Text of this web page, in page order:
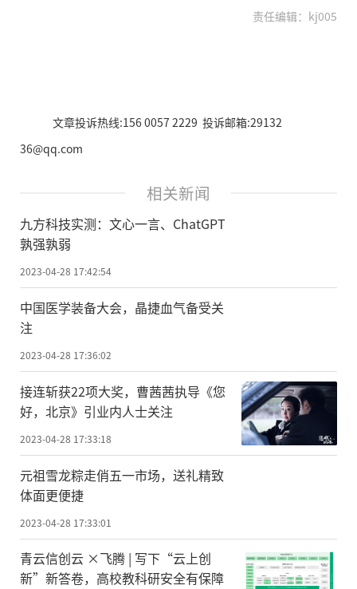
责任编辑：kj005
文章投诉热线:156 0057 2229 投诉邮箱:29132
36@qq.com
相关新闻
九方科技实测：文心一言、ChatGPT
孰强孰弱
2023-04-28 17:42:54
中国医学装备大会，晶捷血气备受关
注
2023-04-28 17:36:02
接连斩获22项大奖，曹茜茜执导《您
好，北京》引业内人士关注
2023-04-28 17:33:18
元祖雪龙粽走俏五一市场，送礼精致
体面更便捷
2023-04-28 17:33:01
青云信创云 ×飞腾 | 写下“云上创
新”新答卷，高校教科研安全有保障